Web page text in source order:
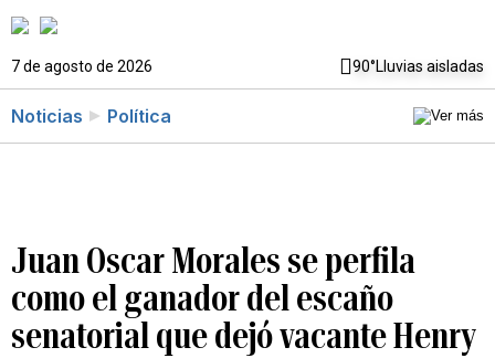
7 de agosto de 2026 90°Lluvias aisladas
Noticias Política
Juan Oscar Morales se perfila
como el ganador del escaño
senatorial que dejó vacante Henry